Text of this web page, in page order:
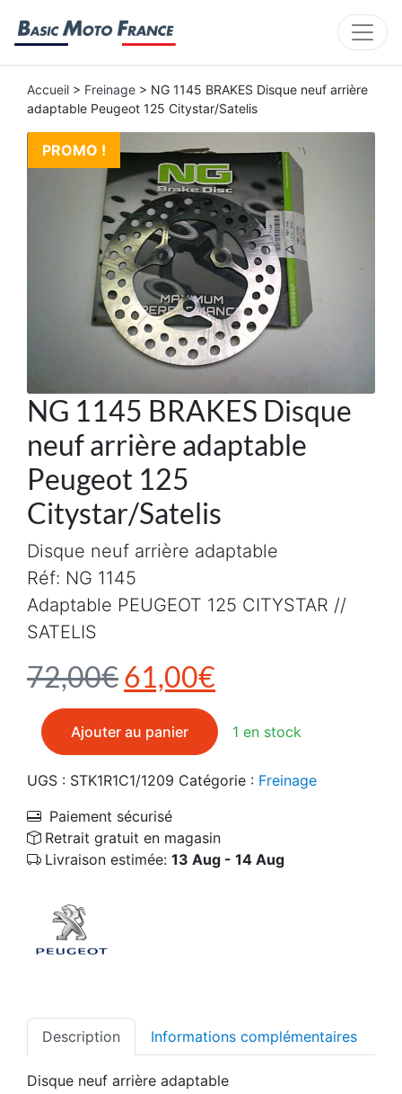
Accueil > Freinage > NG 1145 BRAKES Disque neuf arrière
adaptable Peugeot 125 Citystar/Satelis
PROMO !
NG 1145 BRAKES Disque
neuf arrière adaptable
Peugeot 125
Citystar/Satelis
72,00€Le prix initial était :
61,00€
Disque neuf arrière adaptable
Réf: NG 1145
Adaptable PEUGEOT 125 CITYSTAR //
SATELIS
1 en stock
quantité de NG 1145 BRAKES Disque neuf arrière
Ajouter au panier
UGS : STK1R1C1/1209 Catégorie : Freinage
Paiement sécurisé
Retrait gratuit en magasin
Livraison estimée: 13 Aug - 14 Aug
Description Informations complémentaires
Disque neuf arrière adaptable